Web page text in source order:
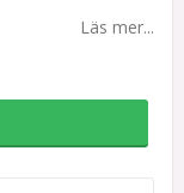
Läs mer...